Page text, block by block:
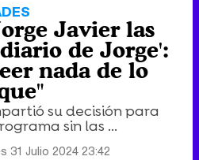
Javier las
de Jorge':
nada de lo
su decisión para
sin las ...
31 Julio 2024 23:42